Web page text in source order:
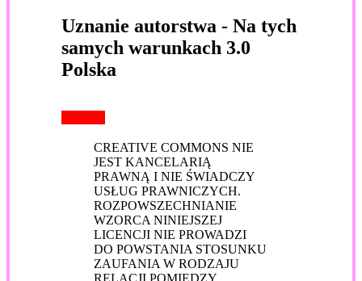
Uznanie autorstwa - Na tych
samych warunkach 3.0
Polska
CREATIVE COMMONS NIE
JEST KANCELARIĄ
PRAWNĄ I NIE ŚWIADCZY
USŁUG PRAWNICZYCH.
ROZPOWSZECHNIANIE
WZORCA NINIEJSZEJ
LICENCJI NIE PROWADZI
DO POWSTANIA STOSUNKU
ZAUFANIA W RODZAJU
RELACJI POMIĘDZY